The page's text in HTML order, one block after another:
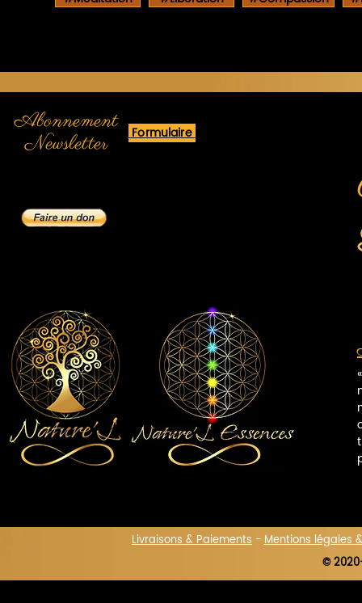
Abonnement
Newsletter
Formulaire
Livraisons & Paiements -Mentions légales
©